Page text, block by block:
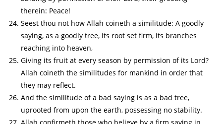
therein: Peace!
Seest thou not how Allah coineth a similitude: A goodly
saying, as a goodly tree, its root set firm, its branches
reaching into heaven,
Giving its fruit at every season by permission of its Lord?
Allah coineth the similitudes for mankind in order that
they may reflect.
And the similitude of a bad saying is as a bad tree,
uprooted from upon the earth, possessing no stability.